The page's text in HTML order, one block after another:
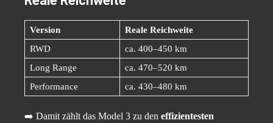
Version
Reale Reichweite
RWD
ca. 400–450 km
Long Range
ca. 470–520 km
Performance
ca. 430–480 km
➡️ Damit zählt das Model 3 zu den effizientesten